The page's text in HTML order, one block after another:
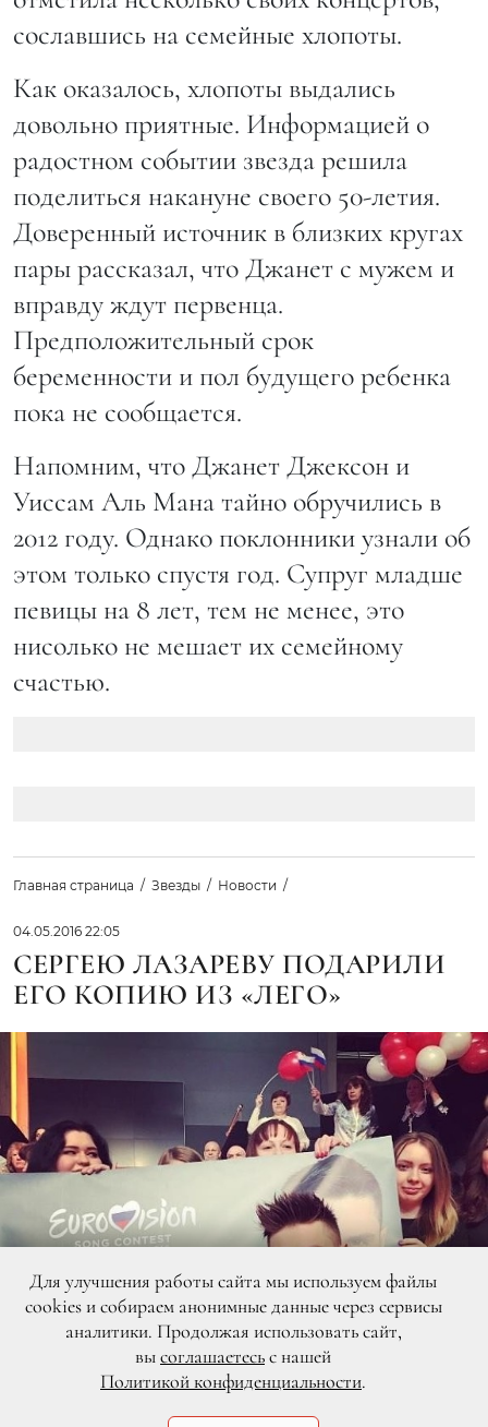
сославшись на семейные хлопоты.
Как оказалось, хлопоты выдались
довольно приятные. Информацией о
радостном событии звезда решила
поделиться накануне своего 50-летия.
Доверенный источник в близких кругах
пары рассказал, что Джанет с мужем и
вправду ждут первенца.
Предположительный срок
беременности и пол будущего ребенка
пока не сообщается.
Напомним, что Джанет Джексон и
Уиссам Аль Мана тайно обручились в
2012 году. Однако поклонники узнали об
этом только спустя год. Супруг младше
певицы на 8 лет, тем не менее, это
нисолько не мешает их семейному
счастью.
Главная страница Звезды Новости
04.05.2016 22:05
СЕРГЕЮ ЛАЗАРЕВУ ПОДАРИЛИ
ЕГО КОПИЮ ИЗ «ЛЕГО»
Для улучшения работы сайта мы используем файлы
cookies и собираем анонимные данные через сервисы
аналитики. Продолжая использовать сайт,
высоглашаетесьс нашей
Политикой конфиденциальности.